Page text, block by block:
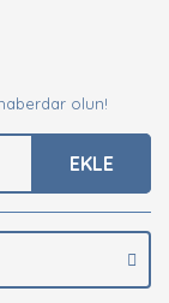
olun!
EKLE